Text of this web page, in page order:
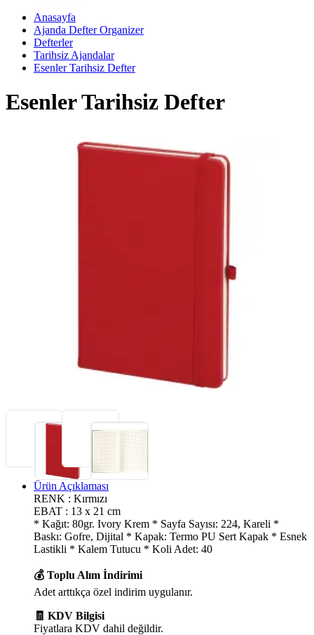
Anasayfa
Ajanda Defter Organizer
Defterler
Tarihsiz Ajandalar
Esenler Tarihsiz Defter
Esenler Tarihsiz Defter
Ürün Açıklaması
RENK : Kırmızı
EBAT : 13 x 21 cm
* Kağıt: 80gr. Ivory Krem * Sayfa Sayısı: 224, Kareli *
Baskı: Gofre, Dijital * Kapak: Termo PU Sert Kapak * Esnek
Lastikli * Kalem Tutucu * Koli Adet: 40
💰 Toplu Alım İndirimi
Adet arttıkça özel indirim uygulanır.
🧾 KDV Bilgisi
Fiyatlara KDV dahil değildir.